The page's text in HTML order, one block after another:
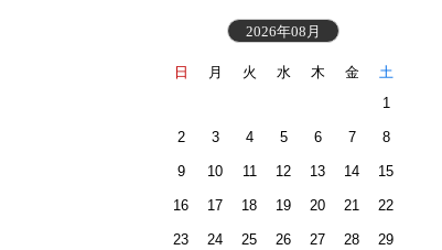
2026年08月
日 月 火 水 木 金
土
1
2 3 4 5 6 7 8
9 10 11 12 13 14 15
16 17 18 19 20 21 22
23 24 25 26 27 28 29